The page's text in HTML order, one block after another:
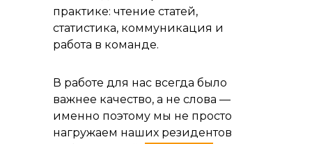
практике: чтение статей,
статистика, коммуникация и
работа в команде.
В работе для нас всегда было
важнее качество, а не слова —
именно поэтому мы не просто
нагружаем наших резидентов